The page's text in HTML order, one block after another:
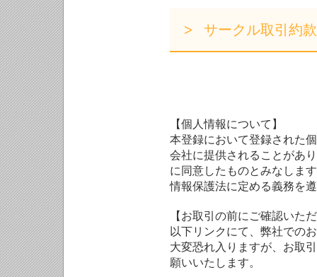
サークル取引約款
【個人情報について】
本登録において登録された
会社に提供されることがあ
に同意したものとみなしま
情報保護法に定める義務を
【お取引の前にご確認いた
以下リンクにて、弊社での
大変恐れ入りますが、お取
願いいたします。